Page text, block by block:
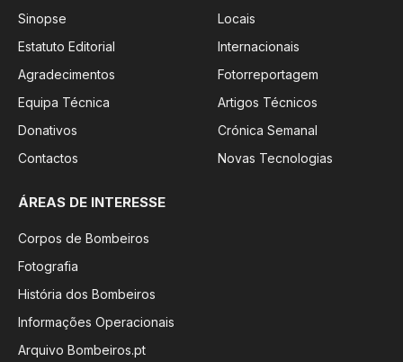
Sinopse
Estatuto Editorial
Agradecimentos
Equipa Técnica
Donativos
Contactos
Locais
Internacionais
Fotorreportagem
Artigos Técnicos
Crónica Semanal
Novas Tecnologias
ÁREAS DE INTERESSE
Corpos de Bombeiros
Fotografia
História dos Bombeiros
Informações Operacionais
Arquivo Bombeiros.pt